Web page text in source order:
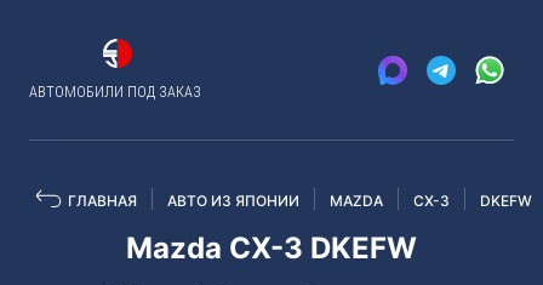
АВТОМОБИЛИ ПОД ЗАКАЗ
ГЛАВНАЯ АВТО ИЗ ЯПОНИИ MAZDA CX-3 DKEFW
Mazda CX-3 DKEFW